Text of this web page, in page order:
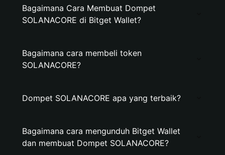
Bagaimana Cara Membuat Dompet
SOLANACORE di Bitget Wallet?
Bagaimana cara membeli token
SOLANACORE?
Dompet SOLANACORE apa yang terbaik?
Bagaimana cara mengunduh Bitget Wallet
dan membuat Dompet SOLANACORE?